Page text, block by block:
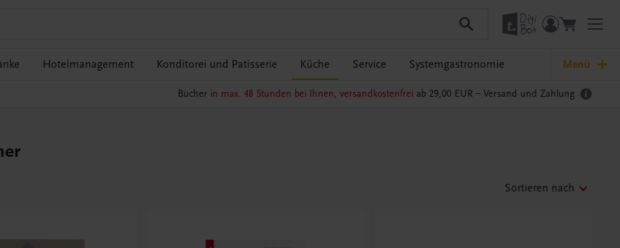
Hotelmanagement Konditorei und Patisserie Küche Service Systemgastronomie Menü
Bücher in max. 48 Stunden bei Ihnen, versandkostenfrei ab 29,00 EUR – Versand und Zahlung
Sortieren nach